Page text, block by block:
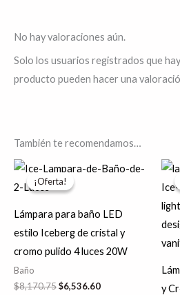
No hay valoraciones aún.
Solo los usuarios registrados que
producto pueden hacer una
También te recomendamos…
¡Oferta!
¡Oferta!
Lámpara para baño LED
estilo Iceberg de cristal y
cromo pulido 4 luces 20W
Baño
$8,170.75
El
precio
original
$8,170.75.
$6,536.60
El
precio
$6,536.60.
y